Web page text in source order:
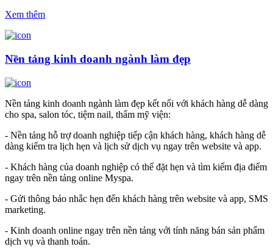
Xem thêm
Nền tảng kinh doanh ngành làm đẹp
Nền tảng kinh doanh ngành làm đẹp kết nối với khách hàng dễ dàng
cho spa, salon tóc, tiệm nail, thẩm mỹ viện:
- Nền tảng hỗ trợ doanh nghiệp tiếp cận khách hàng, khách hàng dễ
dàng kiểm tra lịch hẹn và lịch sử dịch vụ ngay trên website và app.
- Khách hàng của doanh nghiệp có thể đặt hẹn và tìm kiếm địa điểm
ngay trên nền tảng online Myspa.
- Gửi thông báo nhắc hẹn đến khách hàng trên website và app, SMS
marketing.
- Kinh doanh online ngay trên nền tảng với tính năng bán sản phẩm
dịch vụ và thanh toán.